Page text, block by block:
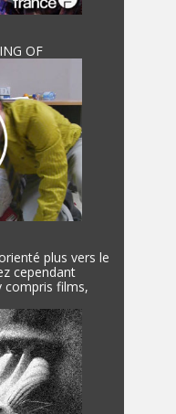
OF
plus vers le
cependant
compris films,